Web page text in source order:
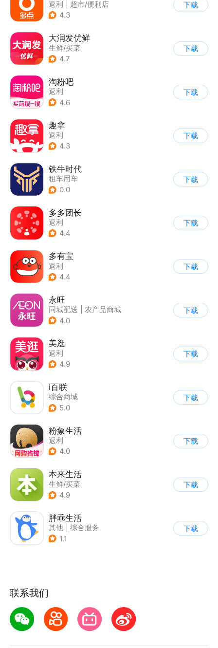
返利
超市/便利店
| 生鲜/买菜
4.3
下载
大润发优鲜
生鲜/买菜
4.7
下载
淘粉吧
返利
4.6
下载
趣拿
返利
4.3
下载
铁牛时代
租车用车
0.0
下载
多多团长
返利
4.4
下载
多有宝
返利
4.4
下载
永旺
同城配送
农产品商城
4.0
下载
美逛
返利
4.9
下载
i百联
综合商城
5.0
下载
粉象生活
返利
4.0
下载
本来生活
生鲜/买菜
4.9
下载
胖乖生活
其他
综合服务
1.1
下载
联系我们